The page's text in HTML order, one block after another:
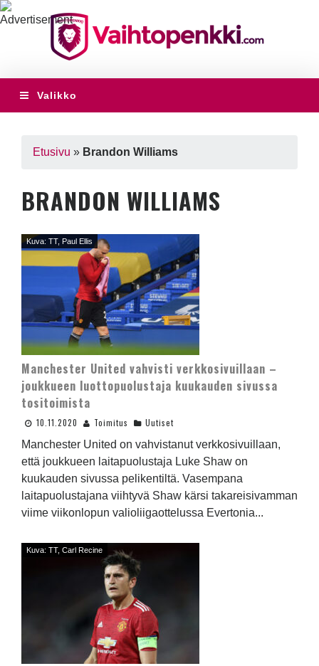
Valikko
Etusivu » Brandon Williams
BRANDON WILLIAMS
Kuva: TT, Paul Ellis
Manchester United vahvisti verkkosivuillaan –
joukkueen luottopuolustaja kuukauden sivussa
tositoimista
10.11.2020 Toimitus Uutiset
Manchester United on vahvistanut verkkosivuillaan,
että joukkueen laitapuolustaja Luke Shaw on
kuukauden sivussa pelikentiltä. Vasempana
laitapuolustajana viihtyvä Shaw kärsi takareisivamman
viime viikonlopun valioliigaottelussa Evertonia...
Kuva: TT, Carl Recine